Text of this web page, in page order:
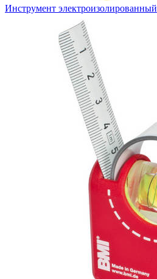
Инструмент электроизолированный